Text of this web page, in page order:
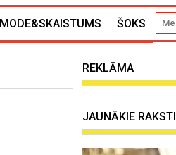
MODE&SKAISTUMS ŠOKS
REKLĀMA
JAUNĀKIE RAKSTI